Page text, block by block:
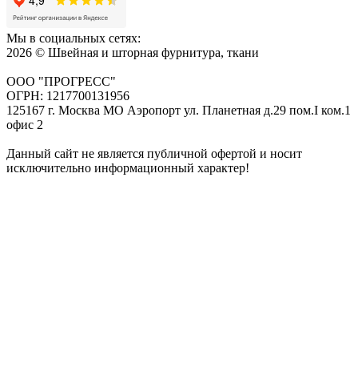
Мы в социальных сетях:
2026 © Швейная и шторная фурнитура, ткани
ООО "ПРОГРЕСС"
ОГРН: 1217700131956
125167 г. Москва МО Аэропорт ул. Планетная д.29 пом.I ком.1
офис 2
Данный сайт не является публичной офертой и носит
исключительно информационный характер!